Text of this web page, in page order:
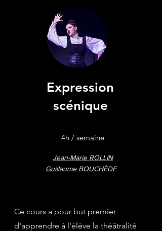
Expression
scénique
4h / semaine
Jean-Marie ROLLIN
Ce cours a pour but premier
d'apprendre à l'élève la théâtralité
Guillaume BOUCHÈDE